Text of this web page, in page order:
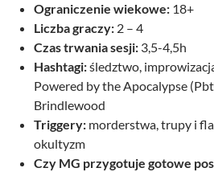
Ograniczenie wiekowe: 18+
Liczba graczy: 2 – 4
Czas trwania sesji: 3,5-4,5h
Hashtagi:śledztwo,
Powered by the Apocalypse
Brindlewood
Triggery: morderstwa, trupy i
okultyzm
Czy MG przygotuje gotowe